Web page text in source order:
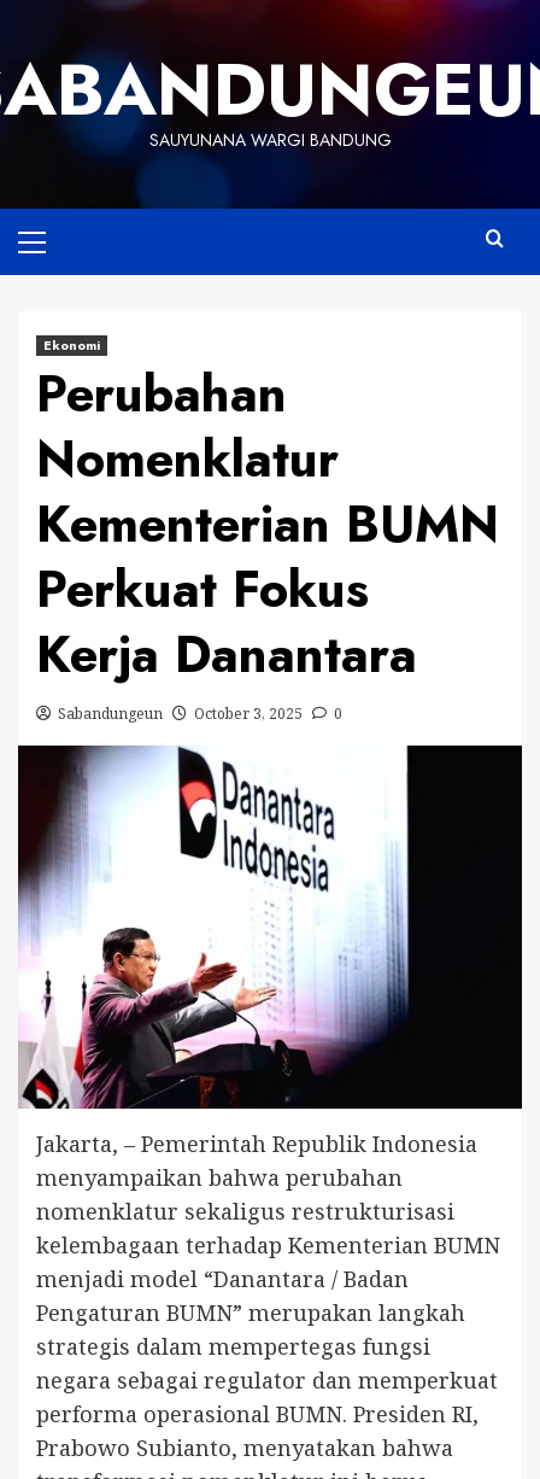
content
SAUYUNANA WARGI BANDUNG
Menu
Ekonomi
Perubahan
Nomenklatur
Kementerian BUMN
Perkuat Fokus
Kerja Danantara
Sabandungeun October 3, 2025 0
Jakarta, – Pemerintah Republik Indonesia
menyampaikan bahwa perubahan
nomenklatur sekaligus restrukturisasi
kelembagaan terhadap Kementerian BUMN
menjadi model “Danantara / Badan
Pengaturan BUMN” merupakan langkah
strategis dalam mempertegas fungsi
negara sebagai regulator dan memperkuat
performa operasional BUMN. Presiden RI,
Prabowo Subianto, menyatakan bahwa